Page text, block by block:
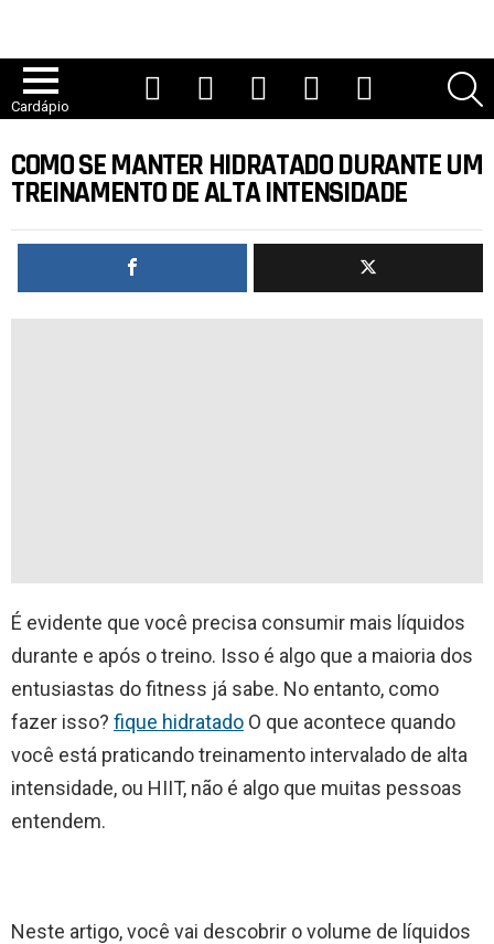
Cardápio
COMO SE MANTER HIDRATADO DURANTE UM
TREINAMENTO DE ALTA INTENSIDADE
É evidente que você precisa consumir mais líquidos
durante e após o treino. Isso é algo que a maioria dos
entusiastas do fitness já sabe. No entanto, como
fazer isso? fique hidratado O que acontece quando
você está praticando treinamento intervalado de alta
intensidade, ou HIIT, não é algo que muitas pessoas
entendem.
Neste artigo, você vai descobrir o volume de líquidos